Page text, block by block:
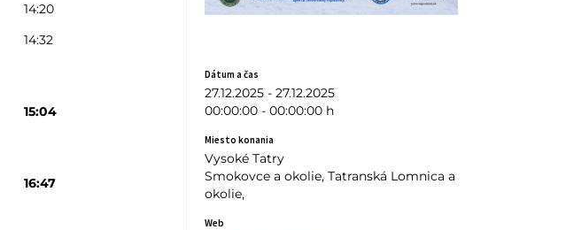
14:20
14:32
15:04
16:47
Dátum a čas
27.12.2025 - 27.12.2025
00:00:00 - 00:00:00 h
Miesto konania
Vysoké Tatry
Smokovce a okolie, Tatranská Lomnica a
okolie,
Web